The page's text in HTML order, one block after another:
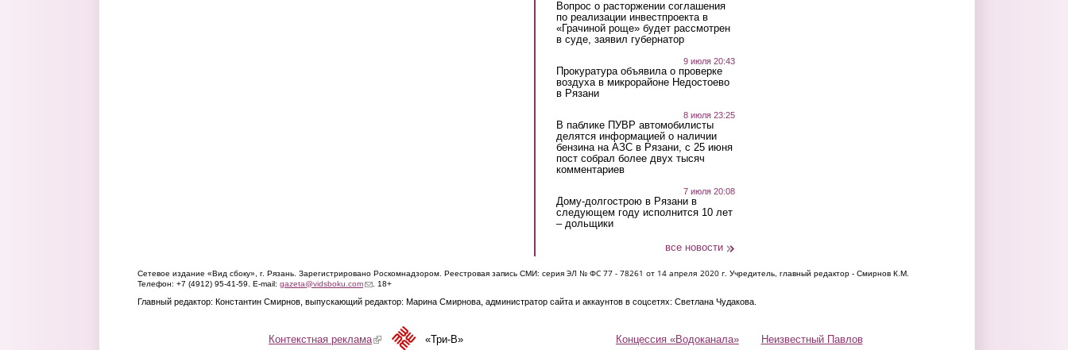
Вопрос о расторжении соглашения
по реализации инвестпроекта в
«Грачиной роще» будет рассмотрен
в суде, заявил губернатор
9 июля 20:43
Прокуратура объявила о проверке
воздуха в микрорайоне Недостоево
в Рязани
8 июля 23:25
В паблике ПУВР автомобилисты
делятся информацией о наличии
бензина на АЗС в Рязани, с 25 июня
пост собрал более двух тысяч
комментариев
7 июля 20:08
Дому-долгострою в Рязани в
следующем году исполнится 10 лет
– дольщики
все новости
Сетевое издание «Вид сбоку», г. Рязань. Зарегистрировано Роскомнадзором. Реестровая запись СМИ: серия ЭЛ № ФС 77 - 78261 от 14 апреля 2020 г. Учредитель, главный редактор - Смирнов К.М.
Телефон: +7 (4912) 95-41-59. E-mail: gazeta@vidsboku.com(link sends e-mail)
. 18+
Главный редактор: Константин Смирнов, выпускающий редактор: Марина Смирнова, администратор сайта и аккаунтов в соцсетях: Светлана Чудакова.
Концессия «Водоканала» Неизвестный Павлов
Контекстная реклама(link is external)«Три-В»